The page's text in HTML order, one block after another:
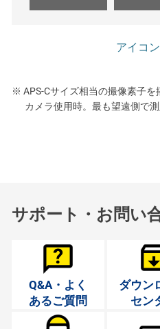
アイコ
※ APS-Cサイズ相当の撮像素子を
カメラ使用時。最も望遠側で測
サポート・お問い
Q&A・よく
あるご質問
ダウン
セン